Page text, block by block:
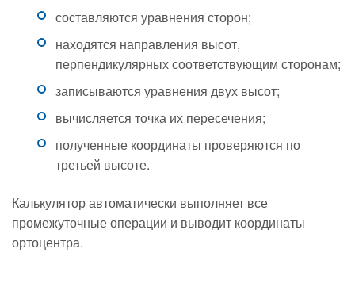
составляются уравнения сторон;
находятся направления высот,
перпендикулярных соответствующим сторонам;
записываются уравнения двух высот;
вычисляется точка их пересечения;
полученные координаты проверяются по
третьей высоте.
Калькулятор автоматически выполняет все
промежуточные операции и выводит координаты
ортоцентра.